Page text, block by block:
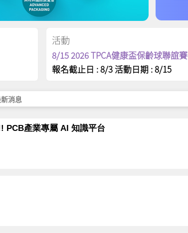
活動
8/15 2026 TPCA健康盃保齡球聯誼賽
報名截止日 : 8/3 活動日期 : 8/15
消息
PCB產業專屬 AI 知識平台